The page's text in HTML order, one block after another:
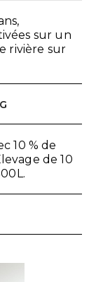
sur un
rivière sur
10 % de
de 10